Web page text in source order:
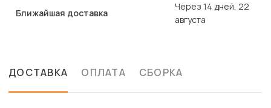
Ближайшая доставка
Через 14 дней, 22
августа
ДОСТАВКА ОПЛАТА СБОРКА